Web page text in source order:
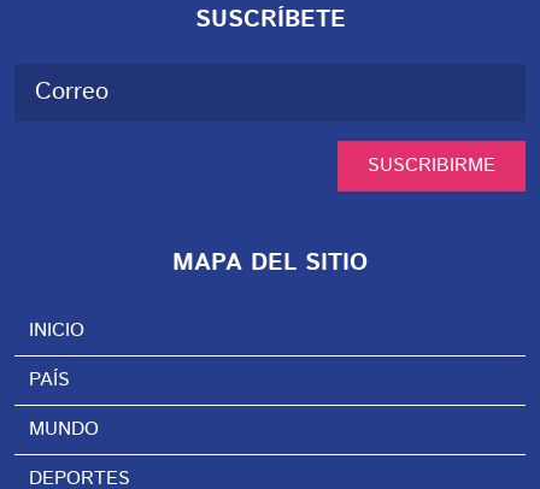
SUSCRÍBETE
SUSCRIBIRME
MAPA DEL SITIO
INICIO
PAÍS
MUNDO
DEPORTES